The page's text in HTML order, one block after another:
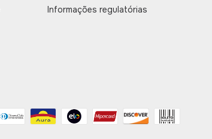
Informações regulatórias